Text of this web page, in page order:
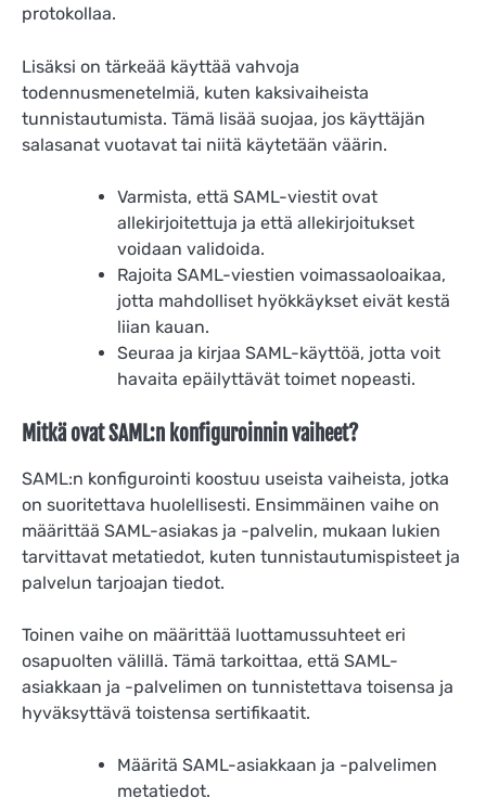
protokollaa.
Lisäksi on tärkeää käyttää vahvoja
todennusmenetelmiä, kuten kaksivaiheista
tunnistautumista. Tämä lisää suojaa, jos käyttäjän
salasanat vuotavat tai niitä käytetään väärin.
Varmista, että SAML-viestit ovat
allekirjoitettuja ja että allekirjoitukset
voidaan validoida.
Rajoita SAML-viestien voimassaoloaikaa,
jotta mahdolliset hyökkäykset eivät kestä
liian kauan.
Seuraa ja kirjaa SAML-käyttöä, jotta voit
havaita epäilyttävät toimet nopeasti.
Mitkä ovat SAML:n konfiguroinnin vaiheet?
SAML:n konfigurointi koostuu useista vaiheista, jotka
on suoritettava huolellisesti. Ensimmäinen vaihe on
määrittää SAML-asiakas ja -palvelin, mukaan lukien
tarvittavat metatiedot, kuten tunnistautumispisteet ja
palvelun tarjoajan tiedot.
Toinen vaihe on määrittää luottamussuhteet eri
osapuolten välillä. Tämä tarkoittaa, että SAML-
asiakkaan ja -palvelimen on tunnistettava toisensa ja
hyväksyttävä toistensa sertifikaatit.
Määritä SAML-asiakkaan ja -palvelimen
metatiedot.